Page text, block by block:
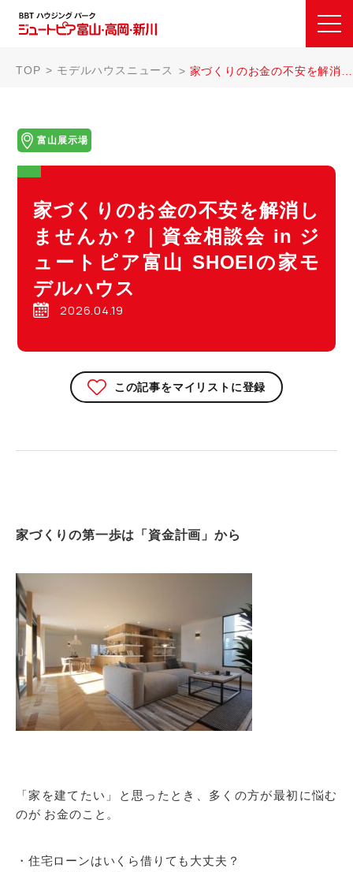
TOP モデルハウスニュース 家づくりのお金の不安を解消しませんか？｜資金相談会 in ジュートピア富山 SHOEIの家モデルハウス
富山展示場
家づくりのお金の不安を解消し
ませんか？｜資金相談会 in ジ
ュートピア富山 SHOEIの家モ
デルハウス
2026.04.19
この記事をマイリストに登録
家づくりの第一歩は「資金計画」から
「家を建てたい」と思ったとき、多くの方が最初に悩む
のが お金のこと。
・住宅ローンはいくら借りても大丈夫？